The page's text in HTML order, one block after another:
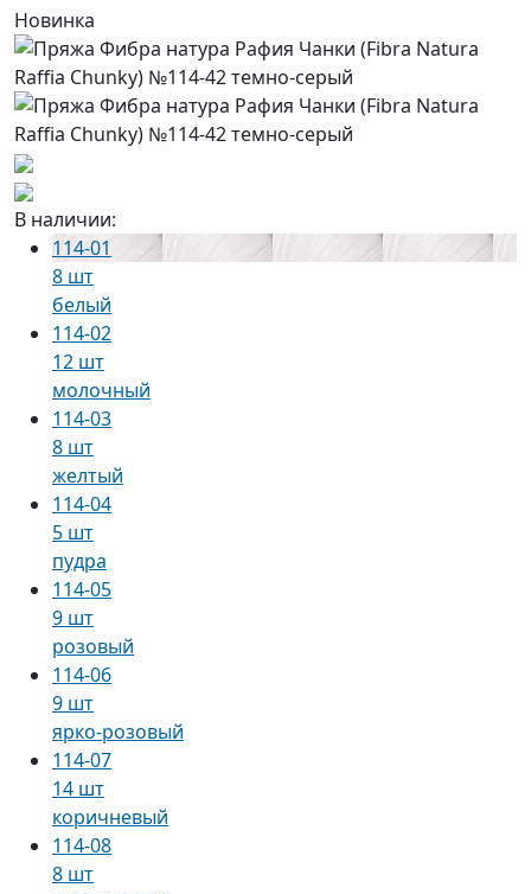
Новинка
В наличии:
114-01
8 шт
белый
114-02
12 шт
молочный
114-03
8 шт
желтый
114-04
5 шт
пудра
114-05
9 шт
розовый
114-06
9 шт
ярко-розовый
114-07
14 шт
коричневый
114-08
8 шт